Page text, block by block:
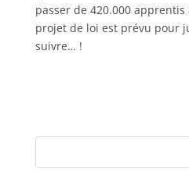
passer de 420.000 apprentis
projet de loi est prévu pour
suivre… !